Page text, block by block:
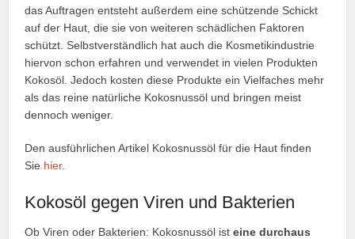
das Auftragen entsteht außerdem eine schützende Schickt
auf der Haut, die sie von weiteren schädlichen Faktoren
schützt. Selbstverständlich hat auch die Kosmetikindustrie
hiervon schon erfahren und verwendet in vielen Produkten
Kokosöl. Jedoch kosten diese Produkte ein Vielfaches mehr
als das reine natürliche Kokosnussöl und bringen meist
dennoch weniger.
Den ausführlichen Artikel Kokosnussöl für die Haut finden
Sie hier.
Kokosöl gegen Viren und Bakterien
Ob Viren oder Bakterien: Kokosnussöl isteine durchaus